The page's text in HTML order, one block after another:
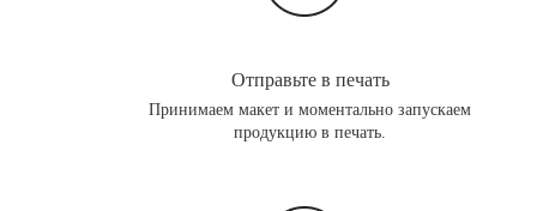
Отправьте в печать
Принимаем макет и моментально запускаем
продукцию в печать.